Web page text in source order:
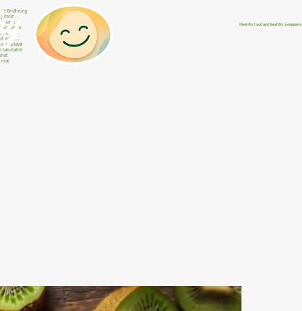
Ernährung
food
sana
saine
voedsel
saudável
saludable
mat
Healthy food and healthy swappers